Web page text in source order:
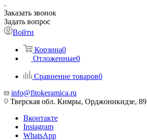
Заказать звонок
Задать вопрос
Войти
Корзина0
Отложенные0
Сравнение товаров0
info@fitokeramica.ru
Тверская обл. Кимры, Орджоникидзе, 89
Вконтакте
Instagram
WhatsApp